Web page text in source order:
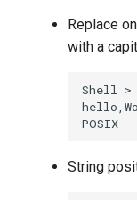
Replace
with a
Shell >
String